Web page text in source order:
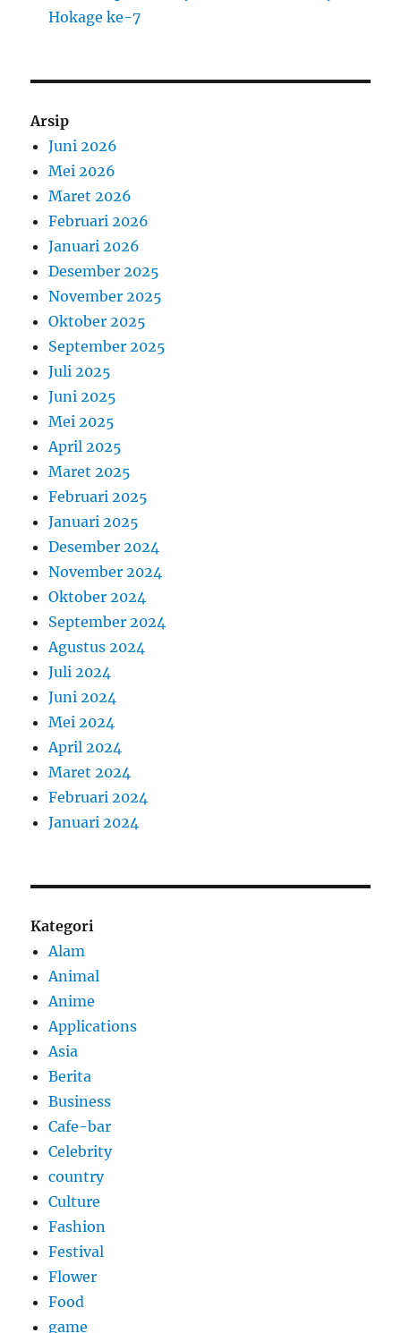
Hokage ke-7
Arsip
Juni 2026
Mei 2026
Maret 2026
Februari 2026
Januari 2026
Desember 2025
November 2025
Oktober 2025
September 2025
Juli 2025
Juni 2025
Mei 2025
April 2025
Maret 2025
Februari 2025
Januari 2025
Desember 2024
November 2024
Oktober 2024
September 2024
Agustus 2024
Juli 2024
Juni 2024
Mei 2024
April 2024
Maret 2024
Februari 2024
Januari 2024
Kategori
Alam
Animal
Anime
Applications
Asia
Berita
Business
Cafe-bar
Celebrity
country
Culture
Fashion
Festival
Flower
Food
game